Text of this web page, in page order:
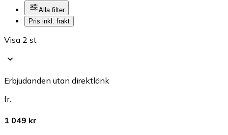
Alla filter
Pris inkl. frakt
Visa 2 st
Erbjudanden utan direktlänk
fr.
1 049 kr